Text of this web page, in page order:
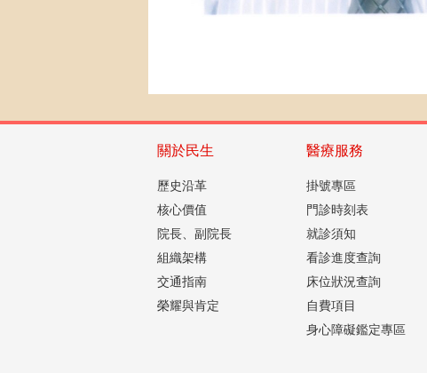
關於民生
歷史沿革
核心價值
院長、副院長
組織架構
交通指南
榮耀與肯定
醫療服務
掛號專區
門診時刻表
就診須知
看診進度查詢
床位狀況查詢
自費項目
身心障礙鑑定專區